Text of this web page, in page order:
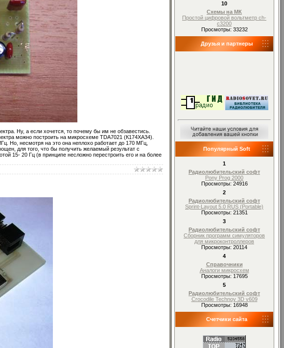
Ну, а если хочется, то почему бы им не обзавестись.
можно построить на микросхеме TDA7021 (К174ХА34).
Но, несмотря на это она неплохо работает до 170 МГц,
для того, что бы получить желаемый результат с
15- 20 Гц (в принципе несложно перестроить его и на более
10
Схемы на МК
Простой цифровой вольтметр ch-
c3200
Просмотры: 33232
Друзья и партнеры
Популярный Soft
1
Радиолюбительский софт
Pony Prog 2000
Просмотры: 24916
2
Радиолюбительский софт
Sprint-Layout 5.0 RUS (Portable)
Просмотры: 21351
3
Радиолюбительский софт
Сборник программ симуляторов
для микроконтроллеров
Просмотры: 20114
4
Справочники
Аналоги микросхем
Просмотры: 17695
5
Радиолюбительский софт
Crocodile Technoy 3D v609
Просмотры: 16948
Счетчики сайта